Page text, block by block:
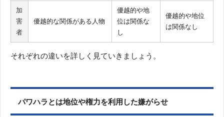
加
害
者
優越的な関係がある人物
優越的や地
位は関係な
し
優越的や地位
は関係なし
それぞれの違いを詳しく見ていきましょう。
パワハラとは地位や権力を利用した嫌がらせ